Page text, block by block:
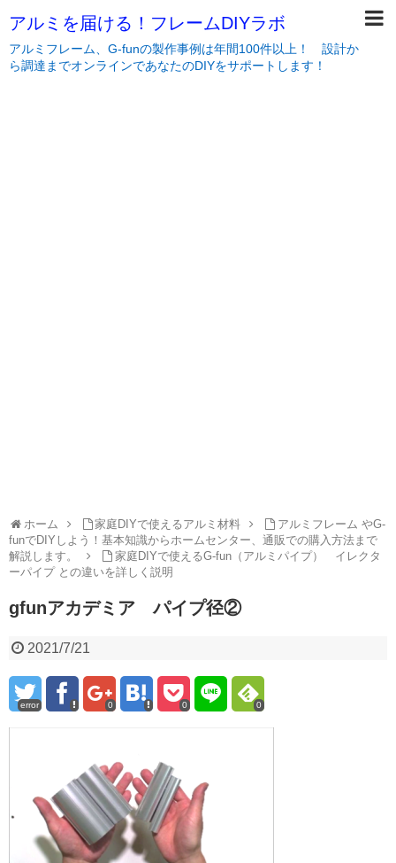
アルミを届ける！フレームDIYラボ
アルミフレーム、G-funの製作事例は年間100件以上！ 設計か
ら調達までオンラインであなたのDIYをサポートします！
ホーム 家庭DIYで使えるアルミ材料
アルミフレーム やG-
funでDIYしよう！基本知識からホームセンター、通販での購入方法まで
解説します。
家庭DIYで使えるG-fun（アルミパイプ） イレクタ
ーパイプ との違いを詳しく説明
gfunアカデミア パイプ径②
2021/7/21
error 0 0 0